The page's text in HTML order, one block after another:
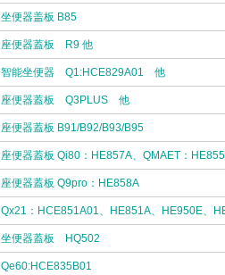
坐便器盖板 B85
座便器蓋板 R9 他
智能坐便器 Q1:HCE829A01 他
座便器蓋板 Q3PLUS 他
座便器蓋板 B91/B92/B93/B95
座便器蓋板 Qi80：HE857A、QMAET：
座便器蓋板 Q9pro：HE858A
Qx21：HCE851A01、HE851A、HE950E、
坐便器蓋板 HQ502
Qe60:HCE835B01